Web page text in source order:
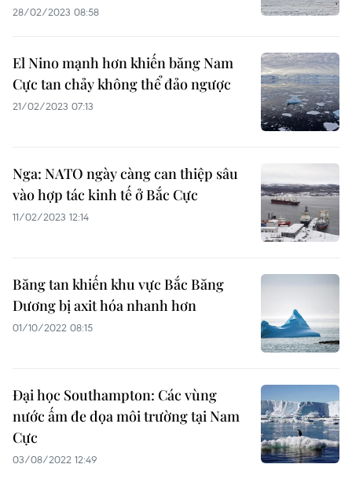
28/02/2023 08:58
El Nino mạnh hơn khiến băng Nam
Cực tan chảy không thể đảo ngược
21/02/2023 07:13
Nga: NATO ngày càng can thiệp sâu
vào hợp tác kinh tế ở Bắc Cực
11/02/2023 12:14
Băng tan khiến khu vực Bắc Băng
Dương bị axit hóa nhanh hơn
01/10/2022 08:15
Đại học Southampton: Các vùng
nước ấm đe dọa môi trường tại Nam
Cực
03/08/2022 12:49